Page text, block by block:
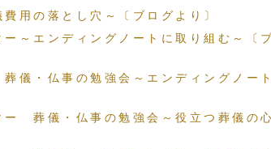
用の落とし穴～〔ブログより〕
～エンディングノートに取り組む～〔
儀・仏事の勉強会～エンディングノー
ー 葬儀・仏事の勉強会～役立つ葬儀の